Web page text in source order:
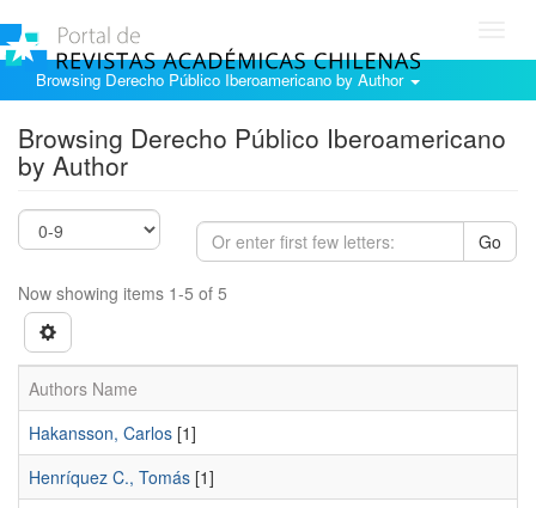
Browsing Derecho Público Iberoamericano by Author
Browsing Derecho Público Iberoamericano
by Author
Go
Now showing items 1-5 of 5
Authors Name
Hakansson, Carlos [1]
Henríquez C., Tomás [1]